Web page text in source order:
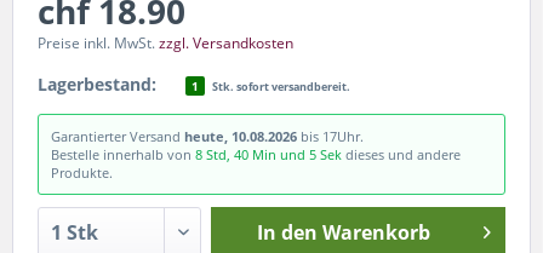
chf 18.90
Preise inkl. MwSt.zzgl. Versandkosten
Lagerbestand: 1 Stk. sofort versandbereit.
Garantierter Versand heute, 10.08.2026 bis 17Uhr.
Bestelle innerhalb von 8 Std, 40 Min und 4 Sek dieses und andere
Produkte.
In den Warenkorb